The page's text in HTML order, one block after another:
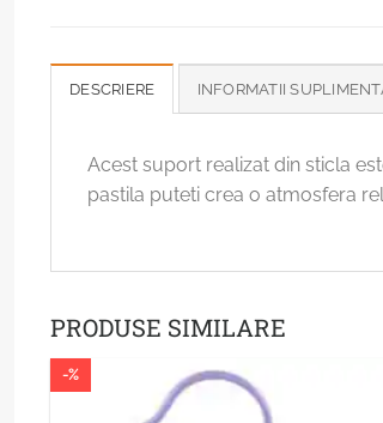
DESCRIERE INFORMATII
Acest suport realizat din sticla
pastila puteti crea o atmosfera
PRODUSE SIMILARE
-%